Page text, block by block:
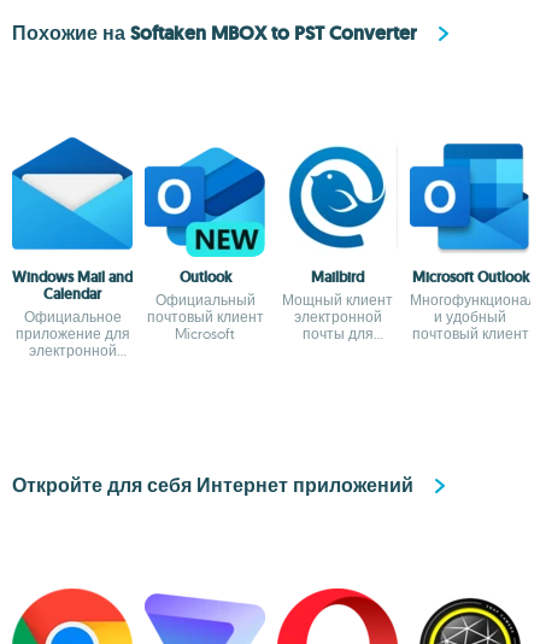
Похожие на Softaken MBOX to PST Converter
Windows Mail and
Calendar
Официальное
приложение для
электронной
Outlook
Официальный
почтовый клиент
Microsoft
Mailbird
Мощный клиент
электронной
почты для
Microsoft Outlook
и удобный
почтовый клиент
Откройте для себя Интернет приложений